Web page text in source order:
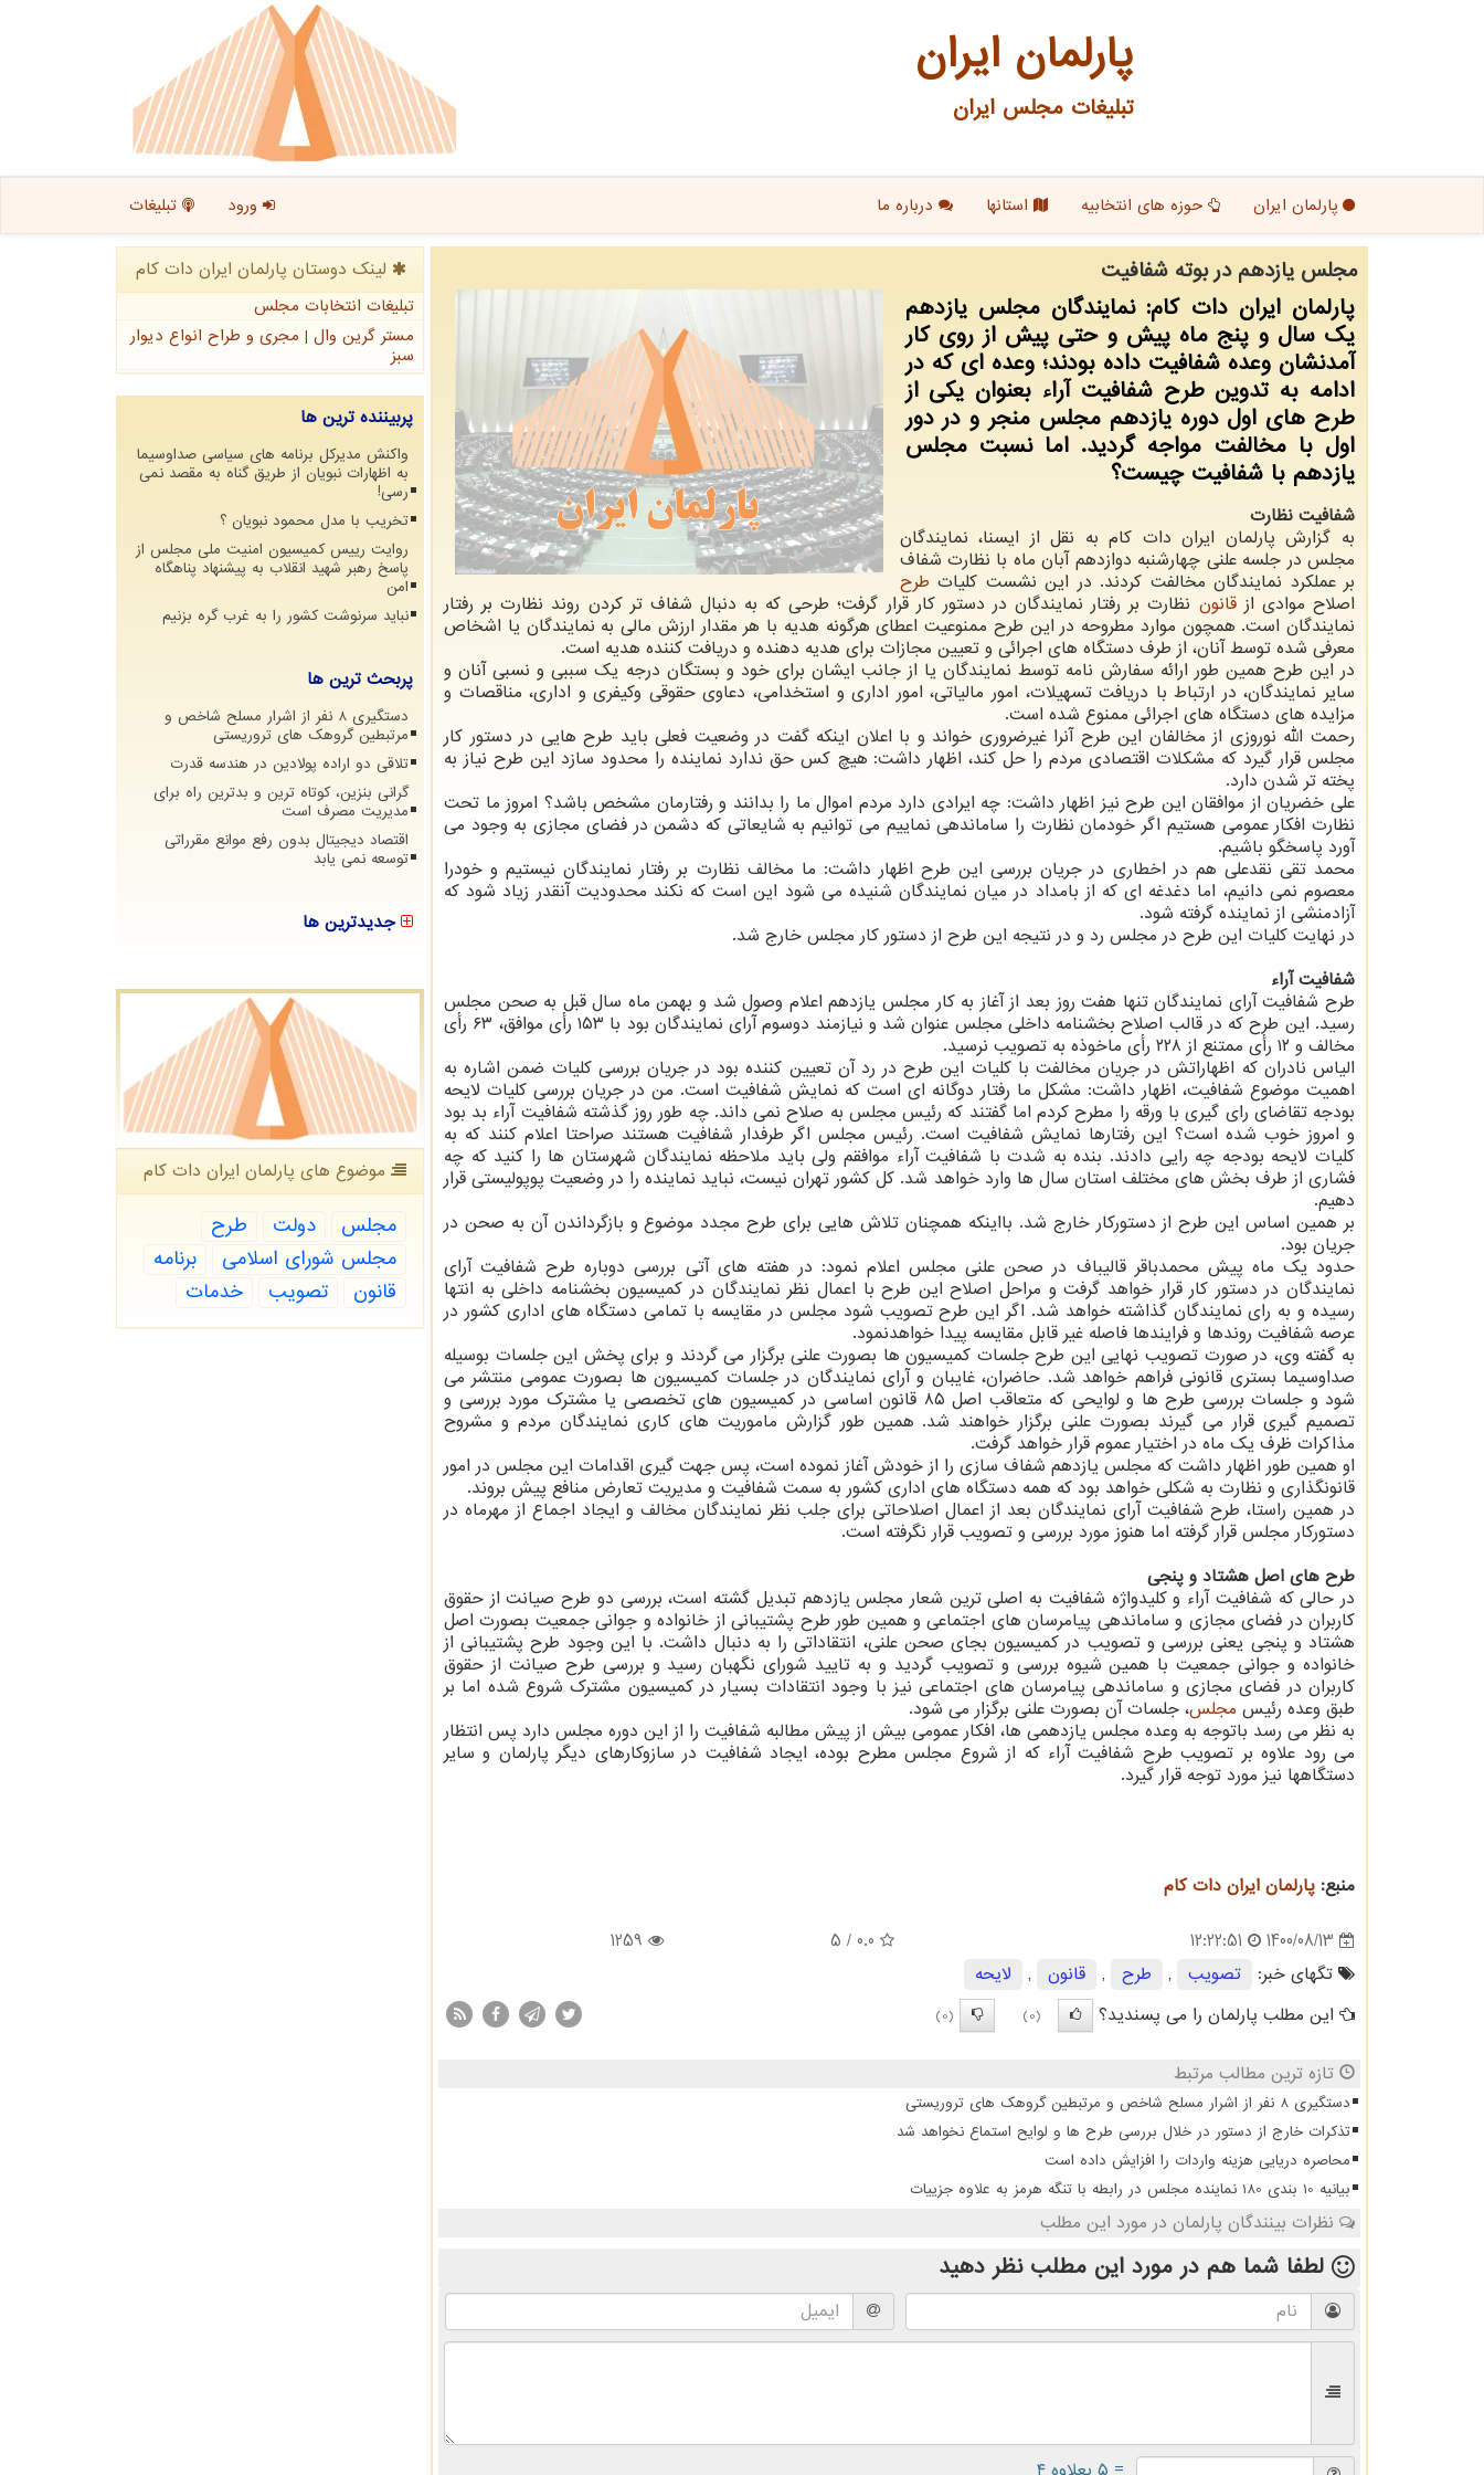
پارلمان ایران
تبلیغات مجلس ایران
پارلمان ایران حوزه های انتخابیه استانها درباره ما ورود تبلیغات
مجلس یازدهم در بوته شفافیت
پارلمان ایران دات کام: نمایندگان مجلس یازدهم
یک سال و پنج ماه پیش و حتی پیش از روی کار
آمدنشان وعده شفافیت داده بودند؛ وعده ای که در
ادامه به تدوین طرح شفافیت آراء بعنوان یکی از
طرح های اول دوره یازدهم مجلس منجر و در دور
اول با مخالفت مواجه گردید. اما نسبت مجلس
یازدهم با شفافیت چیست؟
شفافیت نظارت
به گزارش پارلمان ایران دات کام به نقل از ایسنا، نمایندگان
مجلس در جلسه علنی چهارشنبه دوازدهم آبان ماه با نظارت شفاف
بر عملکرد نمایندگان مخالفت کردند. در این نشست کلیات طرح
اصلاح موادی ازقانون نظارت بر رفتار نمایندگان در دستور کار قرار گرفت؛ طرحی که به دنبال شفاف تر کردن روند نظارت بر رفتار
نمایندگان است. همچون موارد مطروحه در این طرح ممنوعیت اعطای هرگونه هدیه با هر مقدار ارزش مالی به نمایندگان یا اشخاص
معرفی شده توسط آنان، از طرف دستگاه های اجرائی و تعیین مجازات برای هدیه دهنده و دریافت کننده هدیه است.
در این طرح همین طور ارائه سفارش نامه توسط نمایندگان یا از جانب ایشان برای خود و بستگان درجه یک سببی و نسبی آنان و
سایر نمایندگان، در ارتباط با دریافت تسهیلات، امور مالیاتی، امور اداری و استخدامی، دعاوی حقوقی وکیفری و اداری، مناقصات و
مزایده های دستگاه های اجرائی ممنوع شده است.
رحمت الله نوروزی از مخالفان این طرح آنرا غیرضروری خواند و با اعلان اینکه گفت در وضعیت فعلی باید طرح هایی در دستور کار
مجلس قرار گیرد که مشکلات اقتصادی مردم را حل کند، اظهار داشت: هیچ کس حق ندارد نماینده را محدود سازد این طرح نیاز به
پخته تر شدن دارد.
علی خضریان از موافقان این طرح نیز اظهار داشت: چه ایرادی دارد مردم اموال ما را بدانند و رفتارمان مشخص باشد؟ امروز ما تحت
نظارت افکار عمومی هستیم اگر خودمان نظارت را ساماندهی نماییم می توانیم به شایعاتی که دشمن در فضای مجازی به وجود می
آورد پاسخگو باشیم.
محمد تقی نقدعلی هم در اخطاری در جریان بررسی این طرح اظهار داشت: ما مخالف نظارت بر رفتار نمایندگان نیستیم و خودرا
معصوم نمی دانیم، اما دغدغه ای که از بامداد در میان نمایندگان شنیده می شود این است که نکند محدودیت آنقدر زیاد شود که
آزادمنشی از نماینده گرفته شود.
در نهایت کلیات این طرح در مجلس رد و در نتیجه این طرح از دستور کار مجلس خارج شد.
شفافیت آراء
طرح شفافیت آرای نمایندگان تنها هفت روز بعد از آغاز به کار مجلس یازدهم اعلام وصول شد و بهمن ماه سال قبل به صحن مجلس
رسید. این طرح که در قالب اصلاح بخشنامه داخلی مجلس عنوان شد و نیازمند دوسوم آرای نمایندگان بود با ۱۵۳ رأی موافق، ۶۳ رأی
مخالف و ۱۲ رأی ممتنع از ۲۲۸ رأی ماخوذه به تصویب نرسید.
الیاس نادران که اظهاراتش در جریان مخالفت با کلیات این طرح در رد آن تعیین کننده بود در جریان بررسی کلیات ضمن اشاره به
اهمیت موضوع شفافیت، اظهار داشت: مشکل ما رفتار دوگانه ای است که نمایش شفافیت است. من در جریان بررسی کلیات لایحه
بودجه تقاضای رای گیری با ورقه را مطرح کردم اما گفتند که رئیس مجلس به صلاح نمی داند. چه طور روز گذشته شفافیت آراء بد بود
و امروز خوب شده است؟ این رفتارها نمایش شفافیت است. رئیس مجلس اگر طرفدار شفافیت هستند صراحتا اعلام کنند که به
کلیات لایحه بودجه چه رایی دادند. بنده به شدت با شفافیت آراء موافقم ولی باید ملاحظه نمایندگان شهرستان ها را کنید که چه
فشاری از طرف بخش های مختلف استان سال ها وارد خواهد شد. کل کشور تهران نیست، نباید نماینده را در وضعیت پوپولیستی قرار
دهیم.
بر همین اساس این طرح از دستورکار خارج شد. بااینکه همچنان تلاش هایی برای طرح مجدد موضوع و بازگرداندن آن به صحن در
جریان بود.
حدود یک ماه پیش محمدباقر قالیباف در صحن علنی مجلس اعلام نمود: در هفته های آتی بررسی دوباره طرح شفافیت آرای
نمایندگان در دستور کار قرار خواهد گرفت و مراحل اصلاح این طرح با اعمال نظر نمایندگان در کمیسیون بخشنامه داخلی به انتها
رسیده و به رای نمایندگان گذاشته خواهد شد. اگر این طرح تصویب شود مجلس در مقایسه با تمامی دستگاه های اداری کشور در
عرصه شفافیت روندها و فرایندها فاصله غیر قابل مقایسه پیدا خواهدنمود.
به گفته وی، در صورت تصویب نهایی این طرح جلسات کمیسیون ها بصورت علنی برگزار می گردند و برای پخش این جلسات بوسیله
صداوسیما بستری قانونی فراهم خواهد شد. حاضران، غایبان و آرای نمایندگان در جلسات کمیسیون ها بصورت عمومی منتشر می
شود و جلسات بررسی طرح ها و لوایحی که متعاقب اصل ۸۵ قانون اساسی در کمیسیون های تخصصی یا مشترک مورد بررسی و
تصمیم گیری قرار می گیرند بصورت علنی برگزار خواهند شد. همین طور گزارش ماموریت های کاری نمایندگان مردم و مشروح
مذاکرات ظرف یک ماه در اختیار عموم قرار خواهد گرفت.
او همین طور اظهار داشت که مجلس یازدهم شفاف سازی را از خودش آغاز نموده است، پس جهت گیری اقدامات این مجلس در امور
قانونگذاری و نظارت به شکلی خواهد بود که همه دستگاه های اداری کشور به سمت شفافیت و مدیریت تعارض منافع پیش بروند.
در همین راستا، طرح شفافیت آرای نمایندگان بعد از اعمال اصلاحاتی برای جلب نظر نمایندگان مخالف و ایجاد اجماع از مهرماه در
دستورکار مجلس قرار گرفته اما هنوز مورد بررسی و تصویب قرار نگرفته است.
طرح های اصل هشتاد و پنجی
در حالی که شفافیت آراء و کلیدواژه شفافیت به اصلی ترین شعار مجلس یازدهم تبدیل گشته است، بررسی دو طرح صیانت از حقوق
کاربران در فضای مجازی و ساماندهی پیامرسان های اجتماعی و همین طور طرح پشتیبانی از خانواده و جوانی جمعیت بصورت اصل
هشتاد و پنجی یعنی بررسی و تصویب در کمیسیون بجای صحن علنی، انتقاداتی را به دنبال داشت. با این وجود طرح پشتیبانی از
خانواده و جوانی جمعیت با همین شیوه بررسی و تصویب گردید و به تایید شورای نگهبان رسید و بررسی طرح صیانت از حقوق
کاربران در فضای مجازی و ساماندهی پیامرسان های اجتماعی نیز با وجود انتقادات بسیار در کمیسیون مشترک شروع شده اما بر
طبق وعده رئیس مجلس، جلسات آن بصورت علنی برگزار می شود.
به نظر می رسد باتوجه به وعده مجلس یازدهمی ها، افکار عمومی بیش از پیش مطالبه شفافیت را از این دوره مجلس دارد پس انتظار
می رود علاوه بر تصویب طرح شفافیت آراء که از شروع مجلس مطرح بوده، ایجاد شفافیت در سازوکارهای دیگر پارلمان و سایر
دستگاهها نیز مورد توجه قرار گیرد.
منبع: پارلمان ایران دات كام
1400/08/13
12:22:51
0.0
/ 5
1259
تگهای خبر:
تصویب , طرح , قانون ,
لایحه
این مطلب پارلمان را می پسندید؟
(0)
(0)
تازه ترین مطالب مرتبط
دستگیری 8 نفر از اشرار مسلح شاخص و مرتبطین گروهک های تروریستی
تذکرات خارج از دستور در خلال بررسی طرح ها و لوایح استماع نخواهد شد
محاصره دریایی هزینه واردات را افزایش داده است
بیانیه 10 بندی 180 نماینده مجلس در رابطه با تنگه هرمز به علاوه جزییات
نظرات بینندگان پارلمان در مورد این مطلب
لطفا شما هم در مورد این مطلب نظر دهید
لینک دوستان پارلمان ایران دات كام
تبلیغات انتخابات مجلس
مستر گرین وال | مجری و طراح انواع دیوار
سبز
پربیننده ترین ها
واکنش مدیرکل برنامه های سیاسی صداوسیما
به اظهارات نبویان از طریق گناه به مقصد نمی
رسی!
تخریب با مدل محمود نبویان ؟
روایت رییس کمیسیون امنیت ملی مجلس از
پاسخ رهبر شهید انقلاب به پیشنهاد پناهگاه
امن
نباید سرنوشت کشور را به غرب گره بزنیم
پربحث ترین ها
دستگیری 8 نفر از اشرار مسلح شاخص و
مرتبطین گروهک های تروریستی
تلاقی دو اراده پولادین در هندسه قدرت
گرانی بنزین، کوتاه ترین و بدترین راه برای
مدیریت مصرف است
اقتصاد دیجیتال بدون رفع موانع مقرراتی
توسعه نمی یابد
جدیدترین ها
موضوع های پارلمان ایران دات كام
مجلس دولت
طرح
مجلس شورای اسلامی
برنامه
قانون
تصویب خدمات